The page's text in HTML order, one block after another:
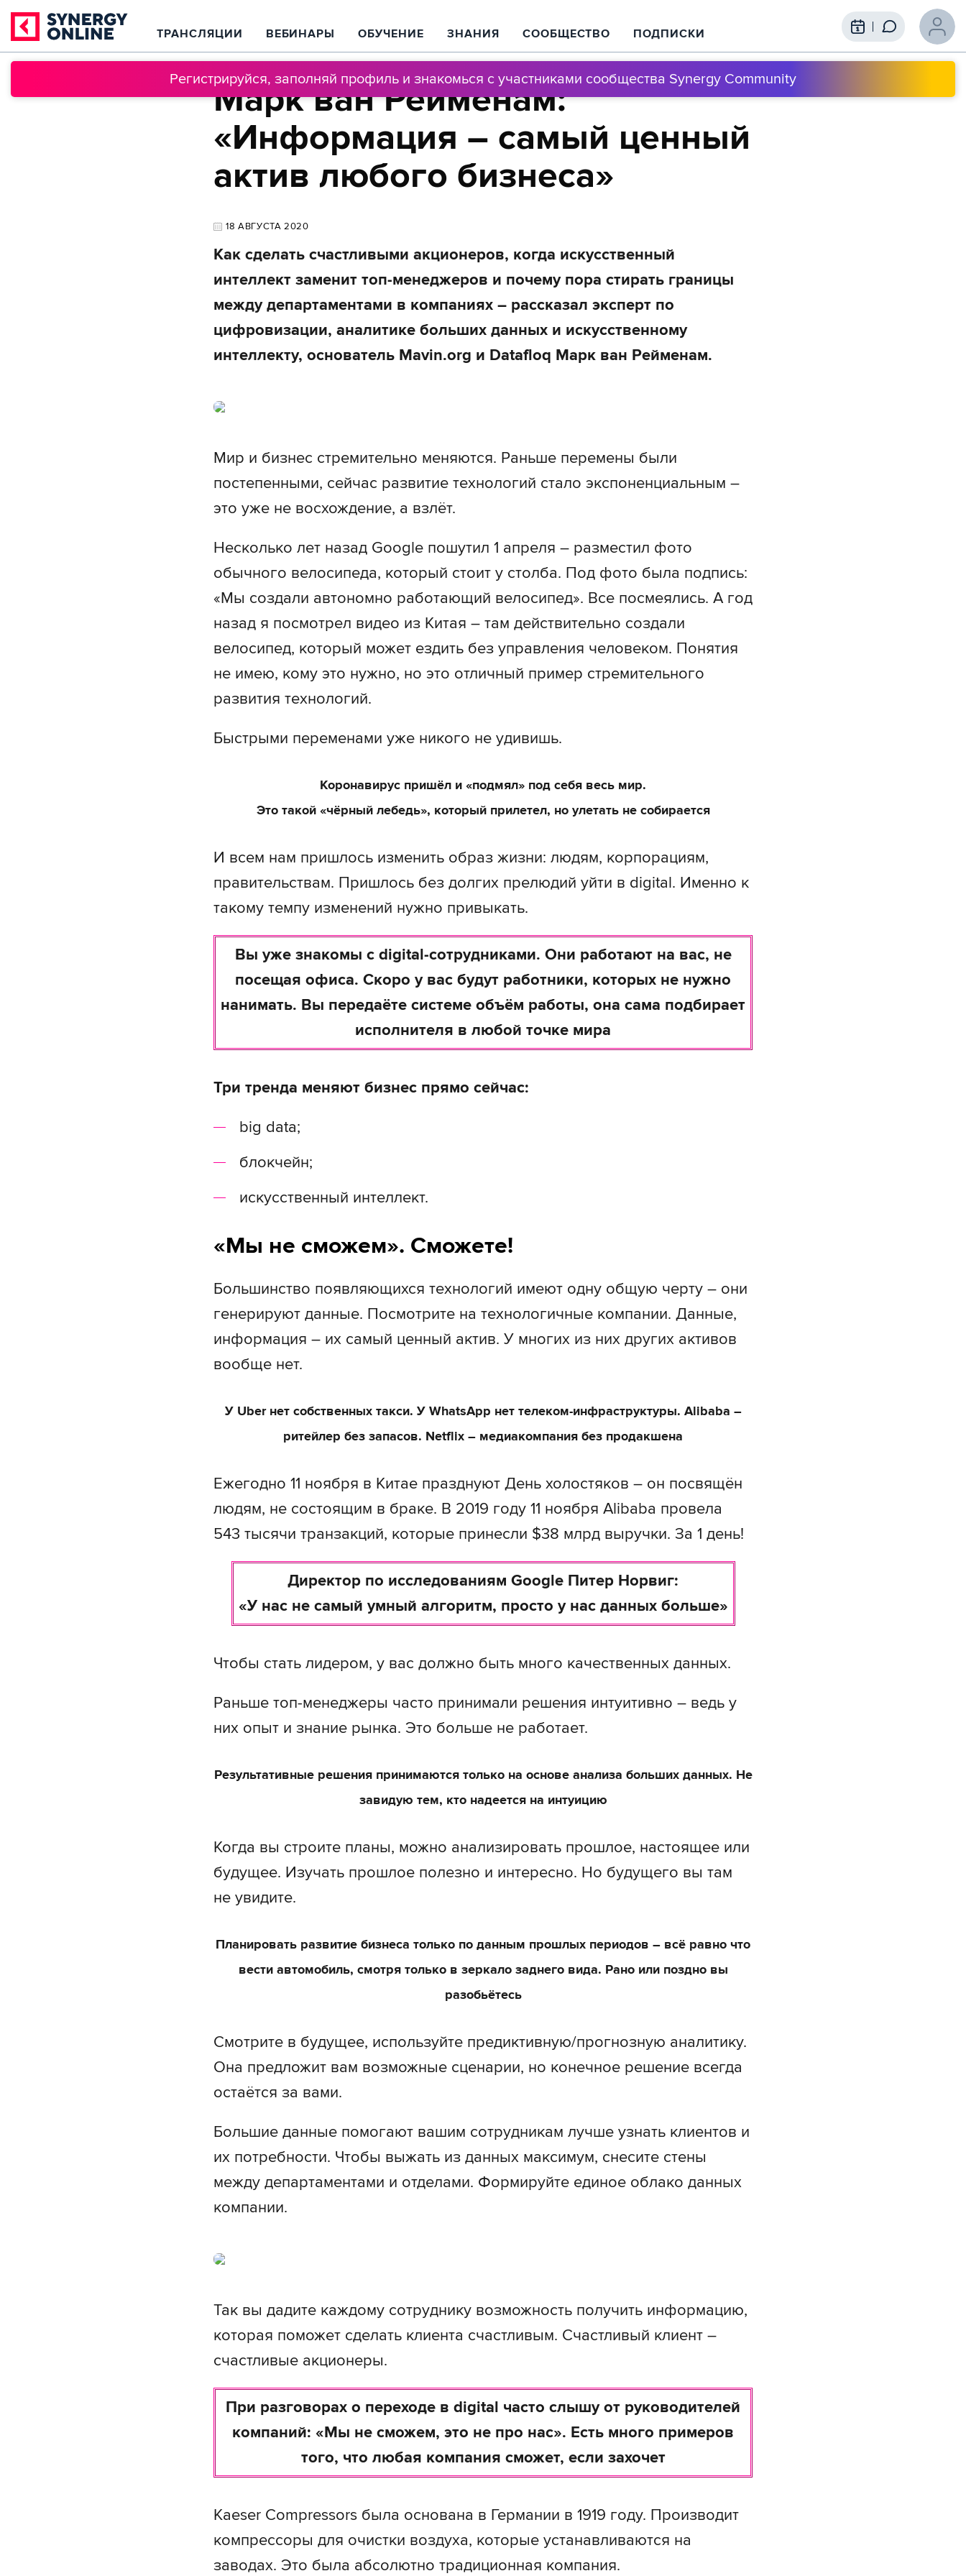
ТРАНСЛЯЦИИ ВЕБИНАРЫ ОБУЧЕНИЕ ЗНАНИЯ СООБЩЕСТВО ПОДПИСКИ
Регистрируйся, заполняй профиль и знакомься с участниками сообщества Synergy Community
Марк ван Рейменам:
«Информация – самый ценный
актив любого бизнеса»
18 АВГУСТА 2020
Как сделать счастливыми акционеров, когда искусственный
интеллект заменит топ-менеджеров и почему пора стирать границы
между департаментами в компаниях – рассказал эксперт по
цифровизации, аналитике больших данных и искусственному
интеллекту, основатель Mavin.org и Datafloq Марк ван Рейменам.
Мир и бизнес стремительно меняются. Раньше перемены были
постепенными, сейчас развитие технологий стало экспоненциальным –
это уже не восхождение, а взлёт.
Несколько лет назад Google пошутил 1 апреля – разместил фото
обычного велосипеда, который стоит у столба. Под фото была подпись:
«Мы создали автономно работающий велосипед». Все посмеялись. А год
назад я посмотрел видео из Китая – там действительно создали
велосипед, который может ездить без управления человеком. Понятия
не имею, кому это нужно, но это отличный пример стремительного
развития технологий.
Быстрыми переменами уже никого не удивишь.
Коронавирус пришёл и «подмял» под себя весь мир.
Это такой «чёрный лебедь», который прилетел, но улетать не собирается
И всем нам пришлось изменить образ жизни: людям, корпорациям,
правительствам. Пришлось без долгих прелюдий уйти в digital. Именно к
такому темпу изменений нужно привыкать.
Вы уже знакомы с digital-сотрудниками. Они работают на вас, не
посещая офиса. Скоро у вас будут работники, которых не нужно
нанимать. Вы передаёте системе объём работы, она сама подбирает
исполнителя в любой точке мира
Три тренда меняют бизнес прямо сейчас:
big data;
блокчейн;
искусственный интеллект.
«Мы не сможем». Сможете!
Большинство появляющихся технологий имеют одну общую черту – они
генерируют данные. Посмотрите на технологичные компании. Данные,
информация – их самый ценный актив. У многих из них других активов
вообще нет.
У Uber нет собственных такси. У WhatsApp нет телеком-инфраструктуры. Alibaba –
ритейлер без запасов. Netflix – медиакомпания без продакшена
Ежегодно 11 ноября в Китае празднуют День холостяков – он посвящён
людям, не состоящим в браке. В 2019 году 11 ноября Alibaba провела
543 тысячи транзакций, которые принесли $38 млрд выручки. За 1 день!
Директор по исследованиям Google Питер Норвиг:
«У нас не самый умный алгоритм, просто у нас данных больше»
Чтобы стать лидером, у вас должно быть много качественных данных.
Раньше топ-менеджеры часто принимали решения интуитивно – ведь у
них опыт и знание рынка. Это больше не работает.
Результативные решения принимаются только на основе анализа больших данных. Не
завидую тем, кто надеется на интуицию
Когда вы строите планы, можно анализировать прошлое, настоящее или
будущее. Изучать прошлое полезно и интересно. Но будущего вы там
не увидите.
Планировать развитие бизнеса только по данным прошлых периодов – всё равно что
вести автомобиль, смотря только в зеркало заднего вида. Рано или поздно вы
разобьётесь
Смотрите в будущее, используйте предиктивную/прогнозную аналитику.
Она предложит вам возможные сценарии, но конечное решение всегда
остаётся за вами.
Большие данные помогают вашим сотрудникам лучше узнать клиентов и
их потребности. Чтобы выжать из данных максимум, снесите стены
между департаментами и отделами. Формируйте единое облако данных
компании.
Так вы дадите каждому сотруднику возможность получить информацию,
которая поможет сделать клиента счастливым. Счастливый клиент –
счастливые акционеры.
При разговорах о переходе в digital часто слышу от руководителей
компаний: «Мы не сможем, это не про нас». Есть много примеров
того, что любая компания сможет, если захочет
Kaeser Compressors была основана в Германии в 1919 году. Производит
компрессоры для очистки воздуха, которые устанавливаются на
заводах. Это была абсолютно традиционная компания.